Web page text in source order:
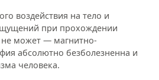
воздействия на тело и
при прохождении
может — магнитно-
абсолютно безболезненна и
человека.